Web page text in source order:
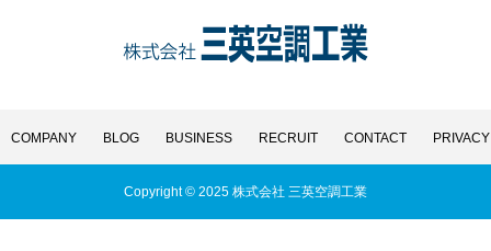
COMPANY BLOG BUSINESS RECRUIT CONTACT
Copyright © 2025 株式会社 三英空調工業